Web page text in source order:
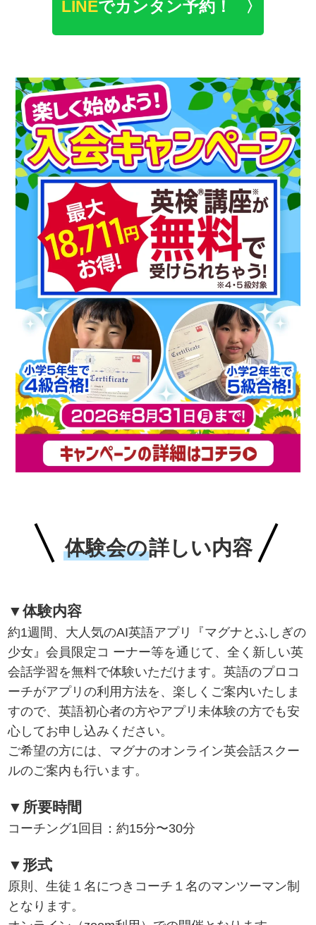
LINEでカンタン予約！
体験会の詳しい内容
▼体験内容
約1週間、大人気のAI英語アプリ『マグナとふしぎの
少女』会員限定コ ーナー等を通じて、全く新しい英
会話学習を無料で体験いただけます。英語のプロコ
ーチがアプリの利用方法を、楽しくご案内いたしま
すので、英語初心者の方やアプリ未体験の方でも安
心してお申し込みください。
ご希望の方には、マグナのオンライン英会話スクー
ルのご案内も行います。
▼所要時間
コーチング1回目：約15分〜30分
▼形式
原則、生徒１名につきコーチ１名のマンツーマン制
となります。